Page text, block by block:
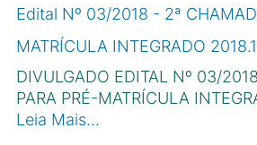
Edital Nº 03/2018 - 2ª
MATRÍCULA INTEGRADO 2018.1
DIVULGADO EDITAL Nº 03/
PARA PRÉ-MATRÍCULA
Leia Mais…